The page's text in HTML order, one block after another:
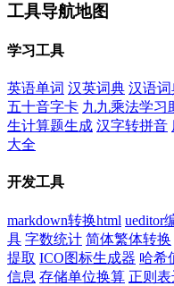
工具导航地图
学习工具
英语单词 汉英词典 汉语词
五十音字卡 九九乘法学习
生计算题生成 汉字转拼音
大全
开发工具
markdown转换html ueditor
具 字数统计 简体繁体转换
提取 ICO图标生成器 哈希
信息 存储单位换算 正则